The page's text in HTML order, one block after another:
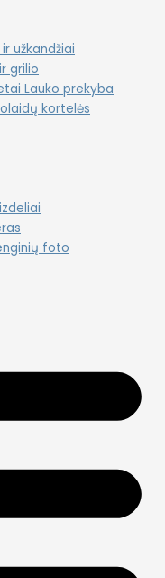
užkandžiai
grilio
Lauko prekyba
kortelės
foto